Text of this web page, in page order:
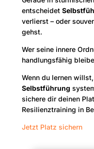
entscheidet
verlierst – oder
gehst.
Wer seine innere
handlungsfähig
Wenn du lernen
Selbstführung
sichere dir deinen
Resilienztraining in
Jetzt Platz sichern